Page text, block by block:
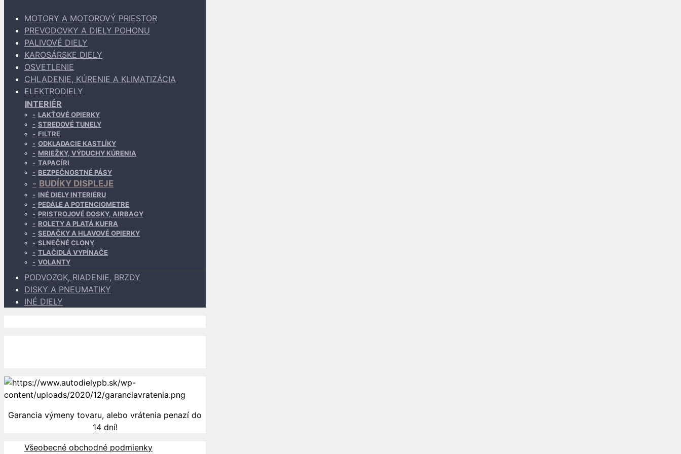
MOTORY A MOTOROVÝ PRIESTOR
PREVODOVKY A DIELY POHONU
PALIVOVÉ DIELY
KAROSÁRSKE DIELY
OSVETLENIE
CHLADENIE, KÚRENIE A KLIMATIZÁCIA
ELEKTRODIELY
INTERIÉR
LAKŤOVÉ OPIERKY
STREDOVÉ TUNELY
FILTRE
ODKLADACIE KASTLÍKY
MRIEŽKY, VÝDUCHY KÚRENIA
TAPACÍRI
BEZPEČNOSTNÉ PÁSY
BUDÍKY DISPLEJE
INÉ DIELY INTERIÉRU
PEDÁLE A POTENCIOMETRE
PRISTROJOVÉ DOSKY, AIRBAGY
ROLETY A PLATÁ KUFRA
SEDAČKY A HLAVOVÉ OPIERKY
SLNEČNÉ CLONY
TLAČIDLÁ VYPÍNAČE
VOLANTY
PODVOZOK, RIADENIE, BRZDY
DISKY A PNEUMATIKY
INÉ DIELY
Garancia výmeny tovaru, alebo vrátenia penazí do
14 dní!
Všeobecné obchodné podmienky